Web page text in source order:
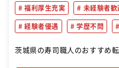
福利厚生充実 未経験者歓
経験者優遇 学歴不問
茨城県の寿司職人のおすすめ転